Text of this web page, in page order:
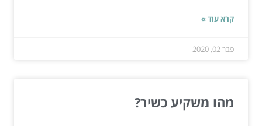
קרא עוד »
פבר 02, 2020
מהו משקיע כשיר?